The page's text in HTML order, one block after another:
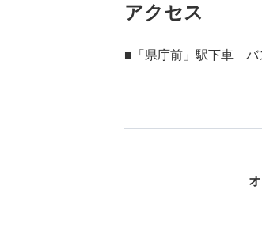
アクセス
■「県庁前」駅下車 バ